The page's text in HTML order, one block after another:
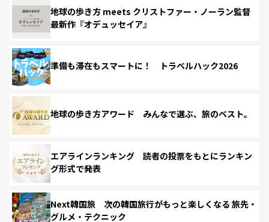
地球の歩き方 meets クリストファー・ノーラン監督
最新作『オデュッセイア』
準備も滞在もスマートに！ トラベルハック2026
地球の歩き方アワード みんなで選ぶ、旅のベスト。
エアラインランキング 読者の投票をもとにランキン
グ形式で発表
Next韓国旅 次の韓国旅行がもっと楽しくなる 旅先・
グルメ・テクニック